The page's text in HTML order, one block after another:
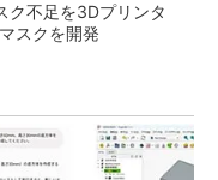
ク不足を3Dプリンタ
スクを開発